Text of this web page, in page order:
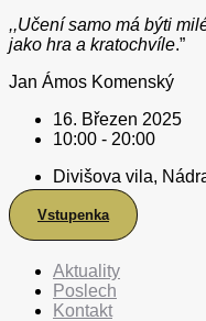
,,Učení samo má býti
jako hra a kratochvíle.”
Jan Ámos Komenský
16. Březen 2025
10:00 - 20:00
Divišova vila,
Vstupenka
Aktuality
Poslech
Kontakt